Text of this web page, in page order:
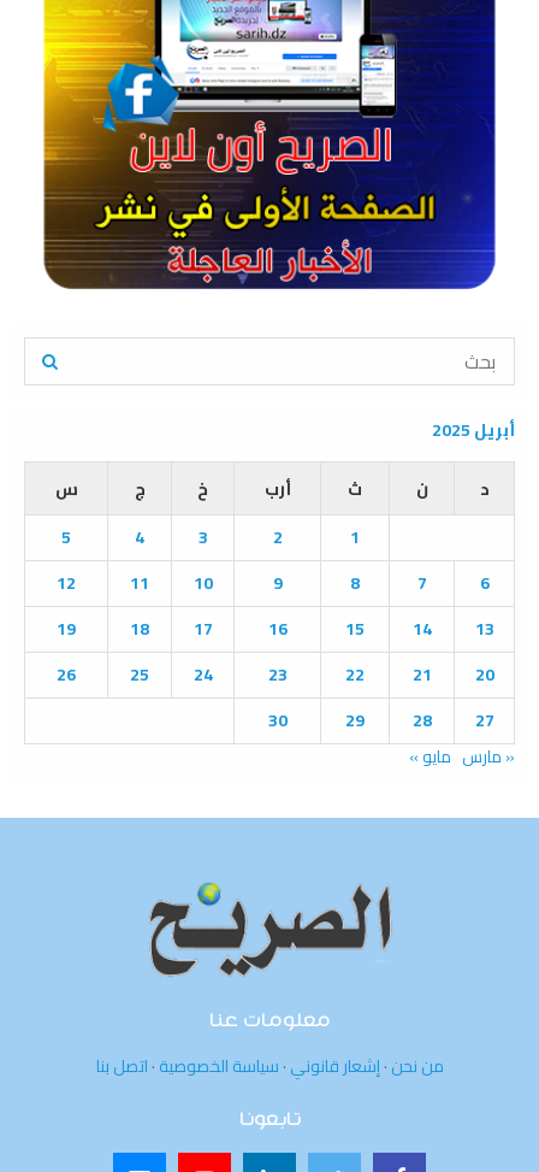
S
r
o
E
A
R
C
H
أبريل 2025
د
ن ث أرب خ ج
س
1
2
3
4
5
6
7
8
9
10
11
12
13
14
15
16
17
18
19
20
21
22
23
24
25
26
27
28
29
30
« مارس مايو »
معلومات عنا
من نحن·إشعار قانوني·سياسة الخصوصية·اتصل بنا
تابعونا